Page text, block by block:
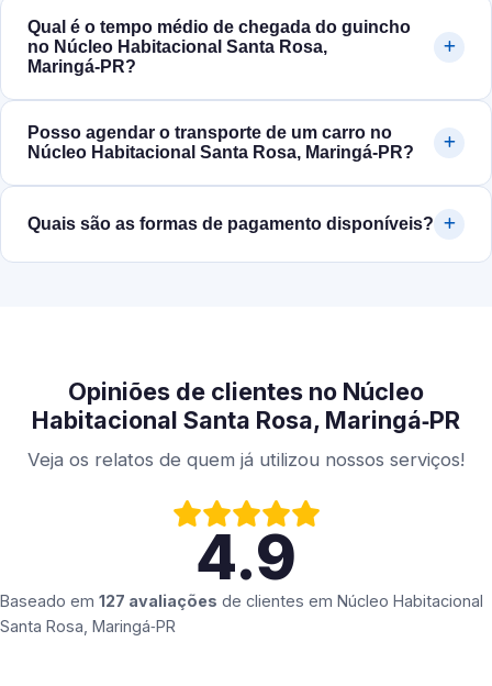
Qual é o tempo médio de chegada do guincho
no Núcleo Habitacional Santa Rosa,
Maringá‑PR?
Posso agendar o transporte de um carro no
Núcleo Habitacional Santa Rosa, Maringá‑PR?
Quais são as formas de pagamento disponíveis?
Opiniões de clientes no Núcleo
Habitacional Santa Rosa, Maringá‑PR
Veja os relatos de quem já utilizou nossos serviços!
4.9
Baseado em 127 avaliações de clientes em Núcleo Habitacional
Santa Rosa, Maringá‑PR